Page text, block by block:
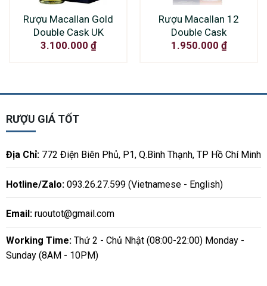
Rượu Macallan Gold
Double Cask UK
3.100.000 ₫
Rượu Macallan 12
Double Cask
1.950.000 ₫
RƯỢU GIÁ TỐT
Địa Chỉ:772 Điện Biên Phủ, P1, Q.Bình Thạnh, TP Hồ Chí Minh
Hotline/Zalo:093.26.27.599 (Vietnamese - English)
Email: ruoutot@gmail.com
Working Time:Thứ 2 - Chủ Nhật (08:00-22:00) Monday -
Sunday (8AM - 10PM)